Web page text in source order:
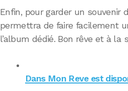
Enfin, pour garder un souvenir
permettra de faire facilement
l’album dédié. Bon rêve et à la
Dans Mon Reve est